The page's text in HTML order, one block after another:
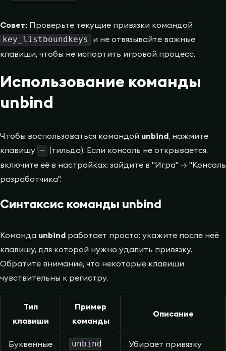
Совет: Проверьте текущие привязки командой
key_listboundkeys
и не отвязывайте важные
клавиши, чтобы не испортить игровой процесс.
Использование команды
unbind
Чтобы воспользоваться командой unbind, нажмите
клавишу ~ (тильда). Если консоль не открывается,
включите её в настройках: зайдите в "Игра" → "Консоль
разработчика".
Синтаксис команды unbind
Команда unbind работает просто: укажите после неё
клавишу, для которой нужно удалить привязку.
Обратите внимание, что некоторые клавиши
чувствительны к регистру.
Тип
клавиши
Пример
команды
Описание
Буквенные
unbind
Убирает привязку